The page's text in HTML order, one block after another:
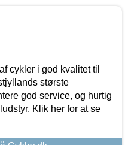
cykler i god kvalitet til
største
god service, og hurtig
Klik her for at se